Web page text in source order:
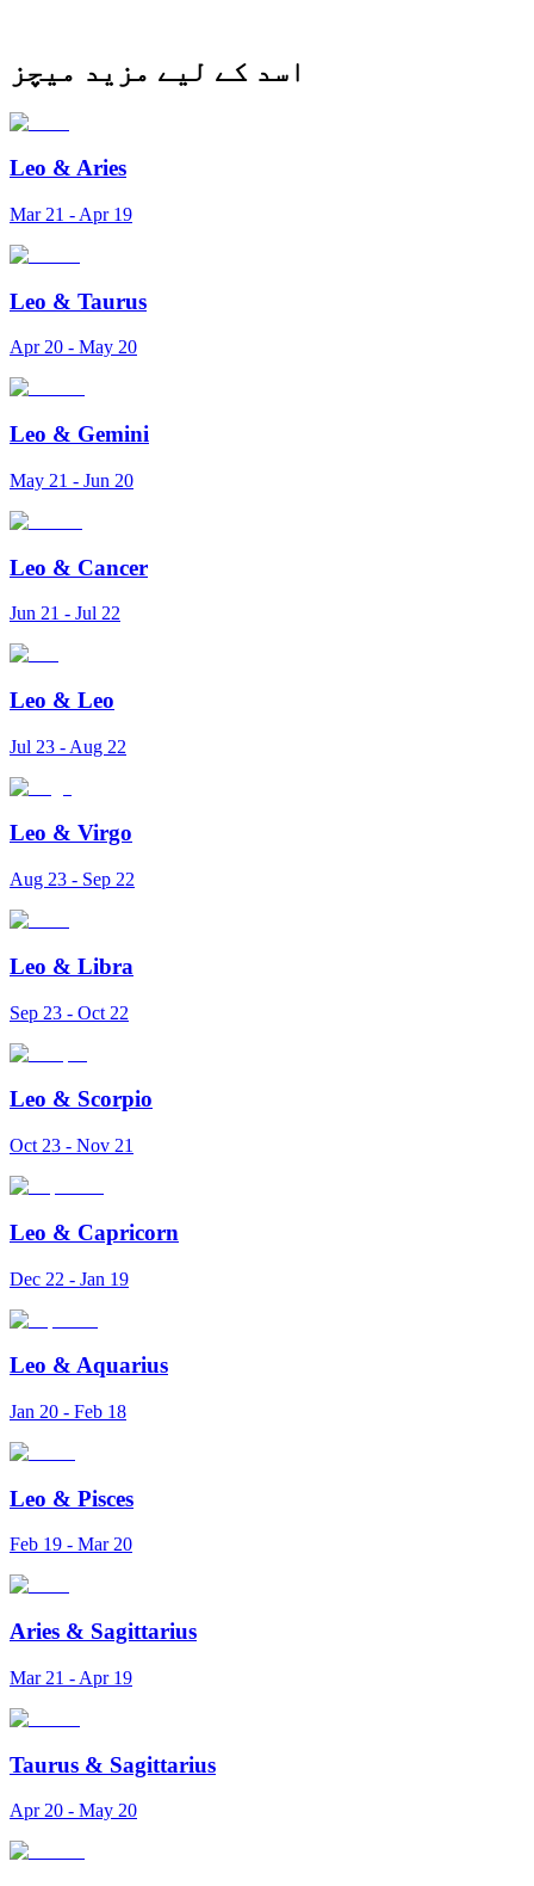
اسد کے لیے مزید میچز
Leo & Aries
Mar 21 - Apr 19
Leo & Taurus
Apr 20 - May 20
Leo & Gemini
May 21 - Jun 20
Leo & Cancer
Jun 21 - Jul 22
Leo & Leo
Jul 23 - Aug 22
Leo & Virgo
Aug 23 - Sep 22
Leo & Libra
Sep 23 - Oct 22
Leo & Scorpio
Oct 23 - Nov 21
Leo & Capricorn
Dec 22 - Jan 19
Leo & Aquarius
Jan 20 - Feb 18
Leo & Pisces
Feb 19 - Mar 20
Aries & Sagittarius
Mar 21 - Apr 19
Taurus & Sagittarius
Apr 20 - May 20